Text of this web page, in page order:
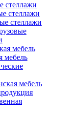
стеллажи
стеллажи
стеллажи
мебель
мебель